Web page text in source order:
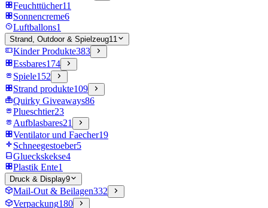
Feuchttücher11
Sonnencreme6
Luftballons1
Strand, Outdoor & Spielzeug11
Kinder Produkte383
Essbares174
Spiele152
Strand produkte109
Quirky Giveaways86
Plueschtier23
Aufblasbares21
Ventilator und Faecher19
Schneegestoeber5
Glueckskekse4
Plastik Ente1
Druck & Display9
Mail-Out & Beilagen332
Verpackung180